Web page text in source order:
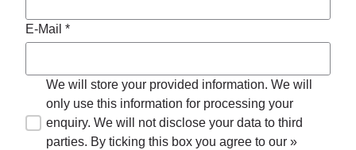
E-Mail *
We will store your provided information. We will
only use this information for processing your
enquiry. We will not disclose your data to third
parties. By ticking this box you agree to our »